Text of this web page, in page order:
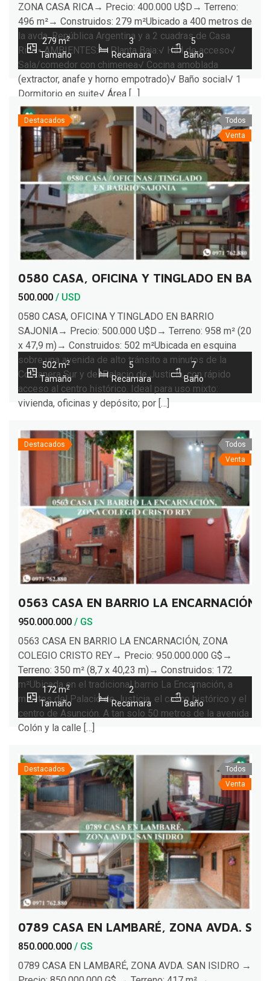
ZONA CASA RICA→ Precio: 400.000 U$D→ Terreno:
496 m²→ Construidos: 279 m²Ubicado a 400 metros de
la avda. República Argentina y a 2 cuadras de Casa
Rica.▪︎ AMBIENTES:→ Planta Baja:√ Hall de acceso√
Sala/comedor con chimenea√ Cocina amoblada
(extractor, anafe y horno empotrado)√ Baño social√ 1
Dormitorio en suite√ Área […]
279 m2
Tamaño
3
Recamara
5
Baño
Destacados
Todos
Venta
0580 CASA, OFICINA Y TINGLADO EN
500.000 / USD
0580 CASA, OFICINA Y TINGLADO EN BARRIO
SAJONIA→ Precio: 500.000 U$D→ Terreno: 958 m² (20
x 47,9 m)→ Construidos: 502 m²Ubicada en esquina
sobre una avenida de alto tránsito a minutos de la
Costanera Sur y del Palacio de Justicia, con rápido
acceso al centro histórico. Ideal para uso mixto:
vivienda, oficinas y depósito; por […]
502 m2
Tamaño
5
Recamara
7
Baño
Destacados
Todos
Venta
0563 CASA EN BARRIO LA ENCARNACIÓN,
950.000.000 / GS
0563 CASA EN BARRIO LA ENCARNACIÓN, ZONA
COLEGIO CRISTO REY→ Precio: 950.000.000 G$→
Terreno: 350 m² (8,7 x 40,23 m)→ Construidos: 172
m²Ubicada en el tradicional barrio La Encarnación, a
minutos del Palacio de Justicia, el casco histórico y el
centro de Asunción. A tan solo 50 metros de la avenida
Colón y la calle […]
172 m2
Tamaño
2
Recamara
1
Baño
Destacados
Todos
Venta
0789 CASA EN LAMBARÉ, ZONA AVDA. SAN
850.000.000 / GS
0789 CASA EN LAMBARÉ, ZONA AVDA. SAN ISIDRO →